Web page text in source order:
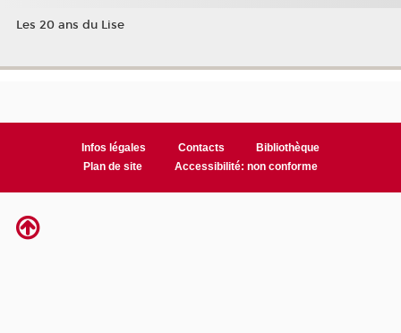
Les 20 ans du Lise
Infos légales Contacts
Bibliothèque
Plan de site
Accessibilité: non conforme